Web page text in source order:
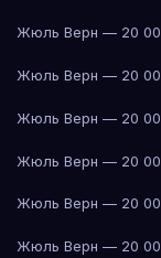
Жюль Верн — 20
Жюль Верн — 20
Жюль Верн — 20
Жюль Верн — 20
Жюль Верн — 20
Жюль Верн — 20